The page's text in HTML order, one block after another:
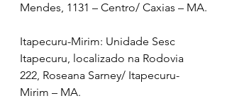
Mendes, 1131 – Centro/ Caxias – MA.
Itapecuru-Mirim: Unidade Sesc
Itapecuru, localizado na Rodovia
222, Roseana Sarney/ Itapecuru-
Mirim – MA.